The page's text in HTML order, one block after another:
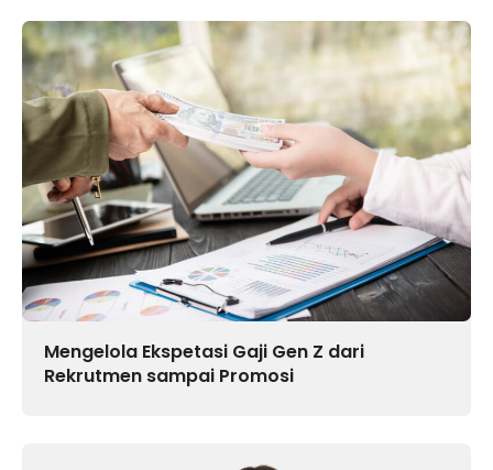
Mengelola Ekspetasi Gaji Gen Z dari
Rekrutmen sampai Promosi